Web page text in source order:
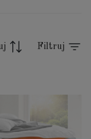
Filtruj